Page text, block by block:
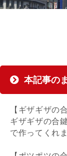
本記事の
【ギザギザの
ギザギザの合
で作ってくれま